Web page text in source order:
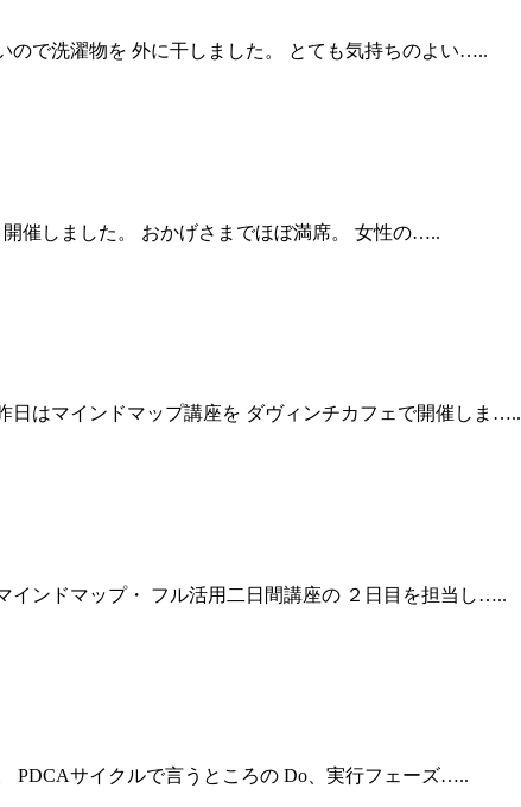
ので洗濯物を 外に干しました。 とても気持ちのよい…..
催しました。 おかげさまでほぼ満席。 女性の…..
日はマインドマップ講座を ダヴィンチカフェで開催しま…..
インドマップ・ フル活用二日間講座の ２日目を担当し…..
PDCAサイクルで言うところの Do、実行フェーズ…..